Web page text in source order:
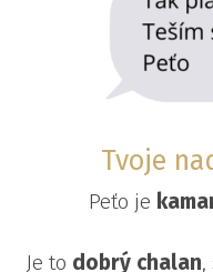
Tvoje
Peťo je
Je to dobrý chalan,